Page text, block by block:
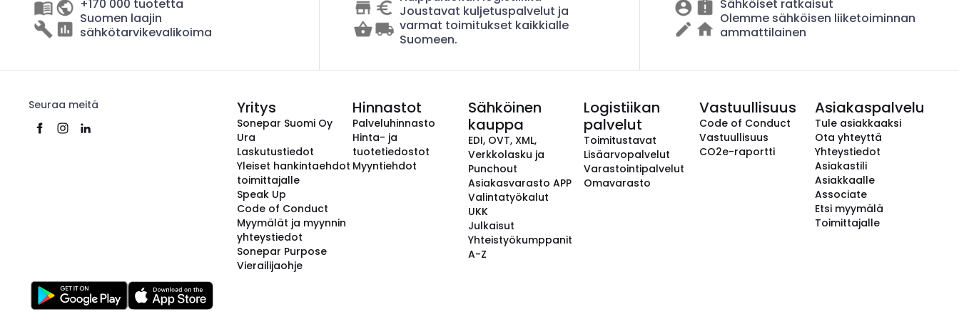
+170 000 tuotetta
Suomen laajin
sähkötarvikevalikoima
Joustavat kuljetuspalvelut ja
varmat toimitukset kaikkialle
Suomeen.
Sähköiset ratkaisut
Olemme sähköisen liiketoiminnan
ammattilainen
Seuraa meitä Yritys
Sonepar Suomi Oy
Ura
Laskutustiedot
Yleiset hankintaehdot
toimittajalle
Speak Up
Code of Conduct
Myymälät ja myynnin
yhteystiedot
Sonepar Purpose
Vierailijaohje
Hinnastot
Palveluhinnasto
Hinta- ja
tuotetiedostot
Myyntiehdot
Sähköinen
kauppa
EDI, OVT, XML,
Verkkolasku ja
Punchout
Asiakasvarasto APP
Valintatyökalut
UKK
Julkaisut
Yhteistyökumppanit
A-Z
Logistiikan
palvelut
Toimitustavat
Lisäarvopalvelut
Varastointipalvelut
Omavarasto
Vastuullisuus
Code of Conduct
Vastuullisuus
CO2e-raportti
Asiakaspalvelu
Tule asiakkaaksi
Ota yhteyttä
Yhteystiedot
Asiakastili
Asiakkaalle
Associate
Etsi myymälä
Toimittajalle